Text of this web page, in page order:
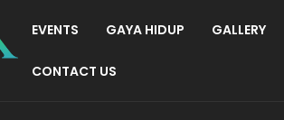
EVENTS GAYA HIDUP GALLERY
CONTACT US